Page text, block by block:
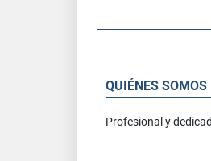
QUIÉNES SOMOS
Profesional y